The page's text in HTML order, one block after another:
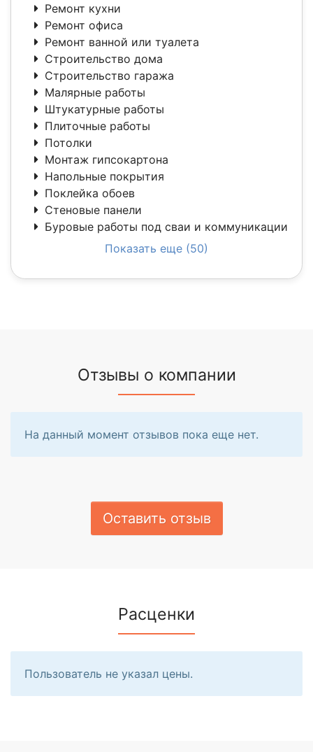
Ремонт кухни
Ремонт офиса
Ремонт ванной или туалета
Строительство дома
Строительство гаража
Малярные работы
Штукатурные работы
Плиточные работы
Потолки
Монтаж гипсокартона
Напольные покрытия
Поклейка обоев
Стеновые панели
Буровые работы под сваи и коммуникации
Показать еще (50)
Отзывы о компании
На данный момент отзывов пока еще нет.
Оставить отзыв
Расценки
Пользователь не указал цены.